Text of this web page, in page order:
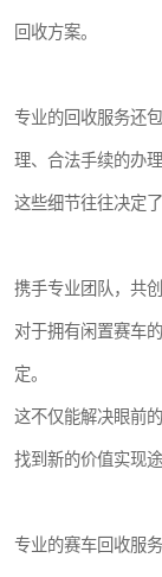
回收方案。
专业的回收服务还
理、合法手续的办
这些细节往往决定
携手专业团队，共
对于拥有闲置赛车
定。
这不仅能解决眼前
找到新的价值实现途
专业的赛车回收服